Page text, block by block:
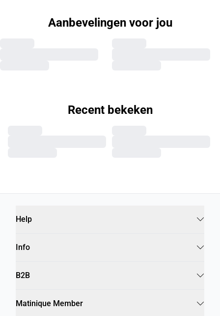
Aanbevelingen voor jou
Recent bekeken
Help
Info
B2B
Matinique Member